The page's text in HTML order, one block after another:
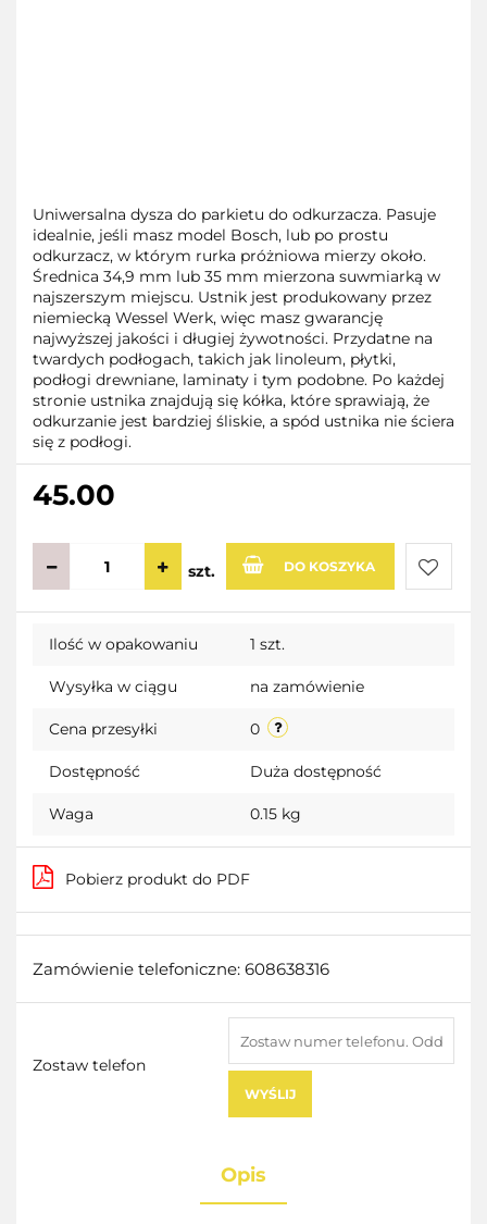
Uniwersalna dysza do parkietu do odkurzacza. Pasuje
idealnie, jeśli masz model Bosch, lub po prostu
odkurzacz, w którym rurka próżniowa mierzy około.
Średnica 34,9 mm lub 35 mm mierzona suwmiarką w
najszerszym miejscu. Ustnik jest produkowany przez
niemiecką Wessel Werk, więc masz gwarancję
najwyższej jakości i długiej żywotności. Przydatne na
twardych podłogach, takich jak linoleum, płytki,
podłogi drewniane, laminaty i tym podobne. Po każdej
stronie ustnika znajdują się kółka, które sprawiają, że
odkurzanie jest bardziej śliskie, a spód ustnika nie ściera
się z podłogi.
45.00
szt. DO KOSZYKA
Do
Ilość w opakowaniu 1 szt.
Wysyłka w ciągu na zamówienie
Cena przesyłki 0
Dostępność Duża dostępność
Waga 0.15 kg
Pobierz produkt do PDF
Zamówienie telefoniczne: 608638316
Zostaw telefon
WYŚLIJ
Opis